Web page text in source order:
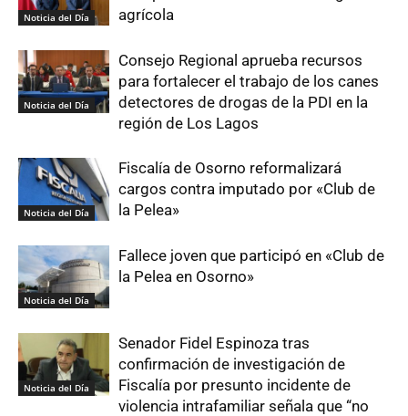
Noticia del Día
agrícola
Noticia del Día
Consejo Regional aprueba recursos
para fortalecer el trabajo de los canes
detectores de drogas de la PDI en la
región de Los Lagos
Noticia del Día
Fiscalía de Osorno reformalizará
cargos contra imputado por «Club de
la Pelea»
Noticia del Día
Fallece joven que participó en «Club de
la Pelea en Osorno»
Noticia del Día
Senador Fidel Espinoza tras
confirmación de investigación de
Fiscalía por presunto incidente de
violencia intrafamiliar señala que “no